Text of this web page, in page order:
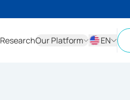
ResearchOur Platform
EN